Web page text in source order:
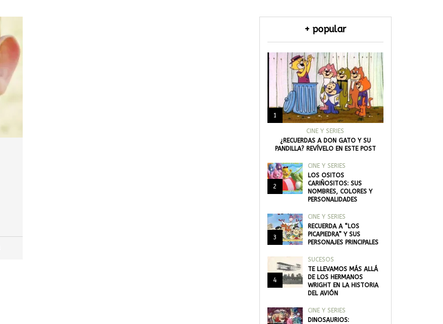
+ popular
1
CINE Y SERIES
¿RECUERDAS A DON GATO Y SU
PANDILLA? REVÍVELO EN ESTE POST
2
CINE Y SERIES
LOS OSITOS
CARIÑOSITOS: SUS
NOMBRES, COLORES Y
PERSONALIDADES
3
CINE Y SERIES
RECUERDA A “LOS
PICAPIEDRA” Y SUS
PERSONAJES PRINCIPALES
4
SUCESOS
TE LLEVAMOS MÁS ALLÁ
DE LOS HERMANOS
WRIGHT EN LA HISTORIA
DEL AVIÓN
CINE Y SERIES
DINOSAURIOS: